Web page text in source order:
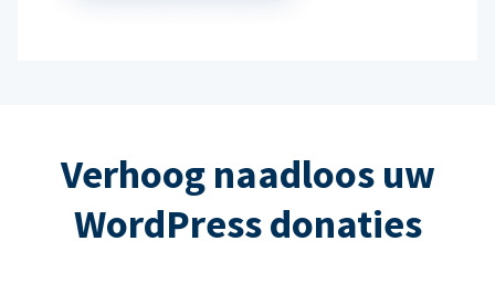
Verhoog naadloos uw
WordPress donaties